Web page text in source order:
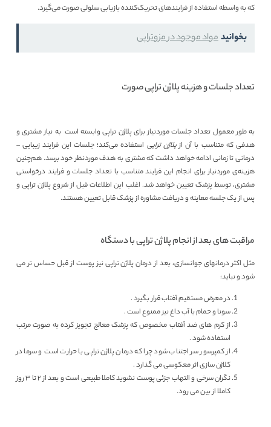
که به واسطه استفاده از فرایند‌های تحریک‌کننده بازیابی سلولی صورت می‌گیرد.
بخوانیدمواد موجود در مزوتراپی
تعداد جلسات و هزینه پلاژن تراپی صورت
به طور معمول تعداد جلسات موردنیاز برای پلاژن تراپی وابسته است به نیاز مشتری و
هدفی که متناسب با آن ازپلاژن تراپی استفاده می‌کند؛ جلسات این فرایند زیبایی –
درمانی تا زمانی ادامه خواهد داشت که مشتری به هدف موردنظر خود برسد. هم‌چنین
هزینه‌ی موردنیاز برای انجام این فرایند متناسب با تعداد جلسات و فرایند درخواستی
مشتری، توسط پزشک تعیین خواهد شد. اغلب این اطلاعات قبل از شروع پلاژن تراپی و
پس از یک جلسه معاینه و دریافت مشاوره از پزشک قابل تعیین هستند.
مراقبت های بعد از انجام پلاژن تراپی با دستگاه
مثل اکثر درمانهای جوانسازی، بعد از درمان پلاژن تراپی نیز پوست از قبل حساس تر می
شود و نباید:
در معرض مستقیم آفتاب قرار بگیرد .
سونا و حمام با آب داغ نیز ممنوع است .
از کرم های ضد آفتاب مخصوص که پزشک معالج تجویز کرده به صورت مرتب
استفاده شود .
از کمپرسور سر اجتناب شود چرا که درمان پلاژن تراپی با حرارت است و سرما در
کلاژن سازی اثر معکوسی می گذارد .
نگران سرخی و التهاب جزئی پوست نشوید کاملا طبیعی است و بعد از ۲ تا ۳ روز
کاملا از بین می رود.